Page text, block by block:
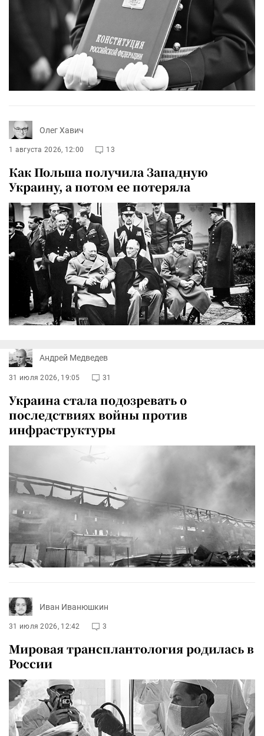
Олег Хавич
1 августа 2026, 12:00 13
Как Польша получила Западную
Украину, а потом ее потеряла
Андрей Медведев
31 июля 2026, 19:05 31
Украина стала подозревать о
последствиях войны против
инфраструктуры
Иван Иванюшкин
31 июля 2026, 12:42 3
Мировая трансплантология родилась в
России